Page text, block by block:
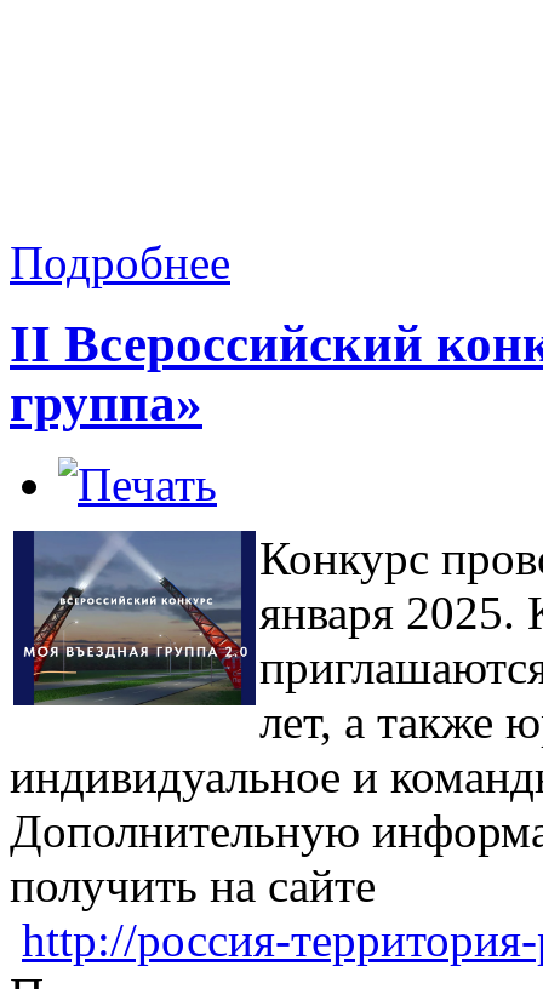
Подробнее
II Всероссийский
группа»
Конкурс
января 2025.
лет, а также
индивидуальное и
Дополнительную
получить на сайте
http://россия-